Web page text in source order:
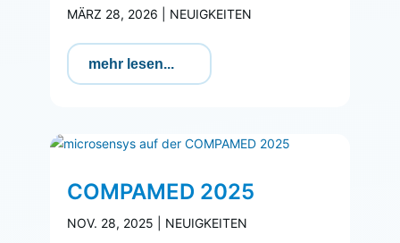
MÄRZ 28, 2026 NEUIGKEITEN
mehr lesen...
COMPAMED 2025
NOV. 28, 2025 NEUIGKEITEN